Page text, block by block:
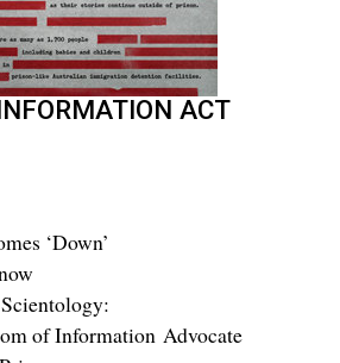
ACT
‘Down’
of Information Advocate